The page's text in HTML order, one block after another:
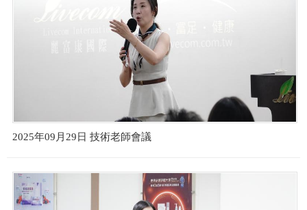
2025年09月29日 技術老師會議